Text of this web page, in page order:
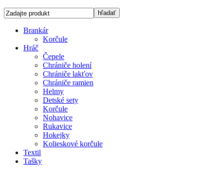
Brankár
Korčule
Hráč
Čepele
Chrániče holení
Chrániče lakťov
Chrániče ramien
Helmy
Detské sety
Korčule
Nohavice
Rukavice
Hokejky
Kolieskové korčule
Textil
Tašky